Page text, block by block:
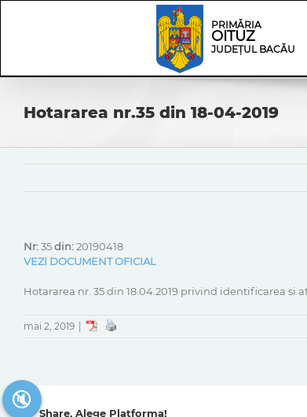
PRIMĂRIA
OITUZ
JUDEȚUL BACĂU
Hotararea nr.35 din 18-04-2019
Nr:35din:20190418
VEZI DOCUMENT OFICIAL
Hotararea nr. 35 din 18.04.2019 privind identificarea
mai 2, 2019
Share, Alege Platforma!
🔇